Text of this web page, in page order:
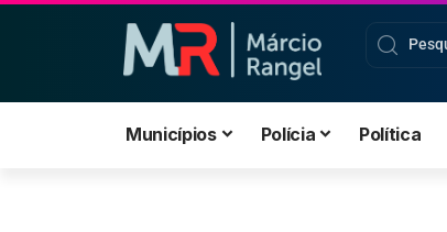
Municípios Polícia Política